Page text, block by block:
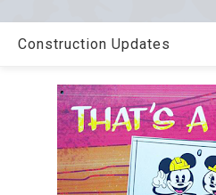
Construction Updates